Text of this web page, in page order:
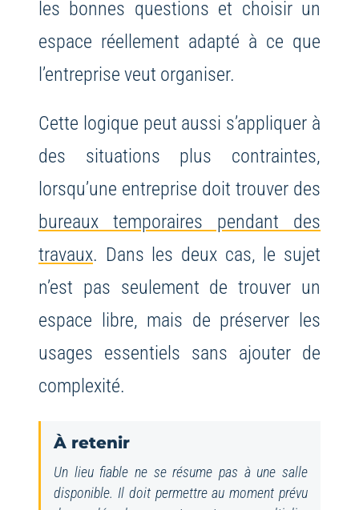
les bonnes questions et choisir un
espace réellement adapté à ce que
l’entreprise veut organiser.
Cette logique peut aussi s’appliquer à
des situations plus contraintes,
lorsqu’une entreprise doit trouver des
bureaux temporaires pendant des
travaux. Dans les deux cas, le sujet
n’est pas seulement de trouver un
espace libre, mais de préserver les
usages essentiels sans ajouter de
complexité.
À retenir
Un lieu fiable ne se résume pas à une salle
disponible. Il doit permettre au moment prévu